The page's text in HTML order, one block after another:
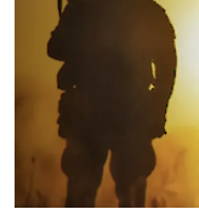
ПОСЛЕДНИЕ
06.08.26
В
получить